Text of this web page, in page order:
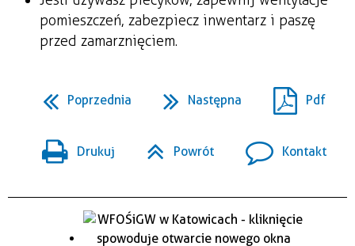
pomieszczeń, zabezpiecz inwentarz i paszę
przed zamarznięciem.
Poprzednia Następna Pdf
Drukuj Powrót Kontakt